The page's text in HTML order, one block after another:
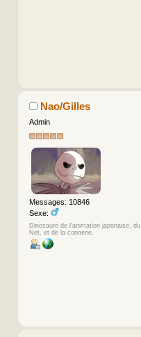
Nao/Gilles
Admin
Messages: 10846
Sexe:
Dinosaure de l'animation japonaise, du
Net, et de la connerie.